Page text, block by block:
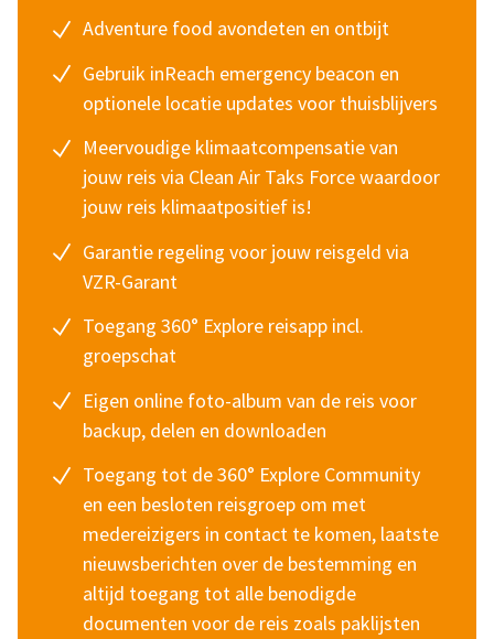
Adventure food avondeten en ontbijt
Gebruik inReach emergency beacon en
optionele locatie updates voor thuisblijvers
Meervoudige klimaatcompensatie van
jouw reis via Clean Air Taks Forcewaardoor
jouw reis klimaatpositief is!
Garantie regeling voor jouw reisgeld via
VZR-Garant
Toegang 360° Explore reisapp incl.
groepschat
Eigen online foto-album van de reis voor
backup, delen en downloaden
Toegang tot de 360° Explore Community
en een besloten reisgroep om met
medereizigers in contact te komen, laatste
nieuwsberichten over de bestemming en
altijd toegang tot alle benodigde
documenten voor de reis zoals paklijsten